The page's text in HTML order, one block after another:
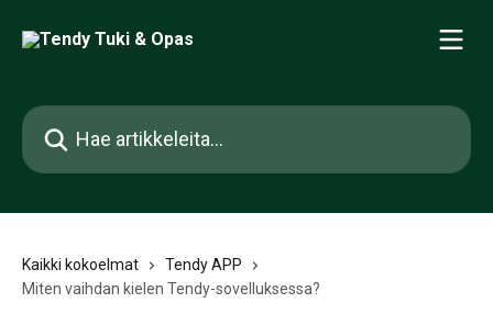
Hae artikkeleita...
Kaikki kokoelmat
Tendy APP
Miten vaihdan kielen Tendy-sovelluksessa?